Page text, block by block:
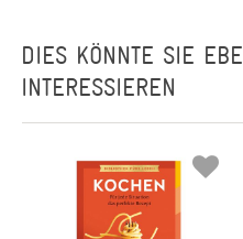
DIES KÖNNTE SIE
INTERESSIEREN